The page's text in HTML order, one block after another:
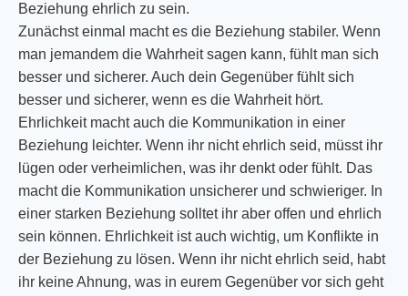
Beziehung ehrlich zu sein.
Zunächst einmal macht es die Beziehung stabiler. Wenn
man jemandem die Wahrheit sagen kann, fühlt man sich
besser und sicherer. Auch dein Gegenüber fühlt sich
besser und sicherer, wenn es die Wahrheit hört.
Ehrlichkeit macht auch die Kommunikation in einer
Beziehung leichter. Wenn ihr nicht ehrlich seid, müsst ihr
lügen oder verheimlichen, was ihr denkt oder fühlt. Das
macht die Kommunikation unsicherer und schwieriger. In
einer starken Beziehung solltet ihr aber offen und ehrlich
sein können. Ehrlichkeit ist auch wichtig, um Konflikte in
der Beziehung zu lösen. Wenn ihr nicht ehrlich seid, habt
ihr keine Ahnung, was in eurem Gegenüber vor sich geht